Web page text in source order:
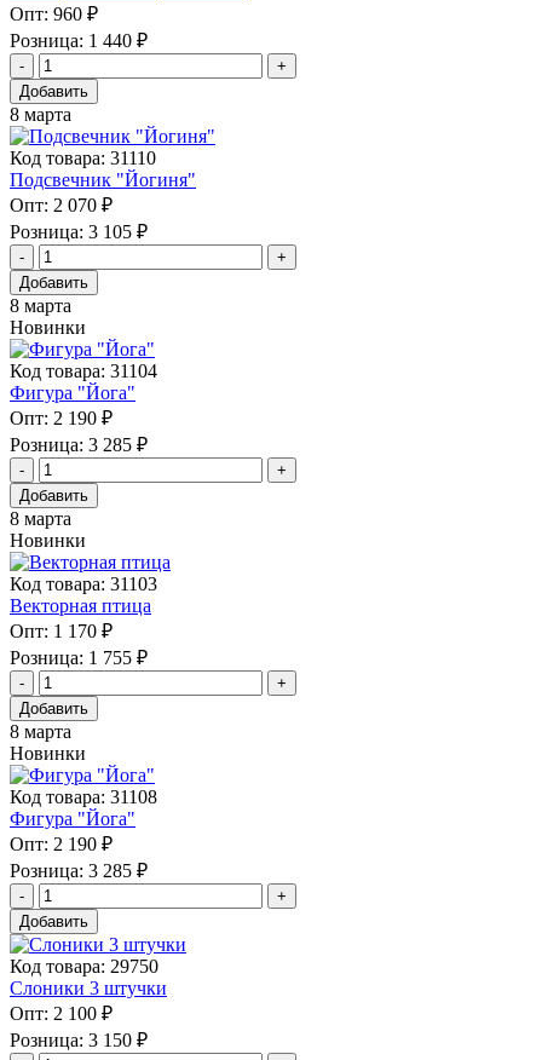
Опт: 960 ₽
Розница: 1 440 ₽
Добавить
8 марта
Код товара: 31110
Подсвечник "Йогиня"
Опт: 2 070 ₽
Розница: 3 105 ₽
Добавить
8 марта
Новинки
Код товара: 31104
Фигура "Йога"
Опт: 2 190 ₽
Розница: 3 285 ₽
Добавить
8 марта
Новинки
Код товара: 31103
Векторная птица
Опт: 1 170 ₽
Розница: 1 755 ₽
Добавить
8 марта
Новинки
Код товара: 31108
Фигура "Йога"
Опт: 2 190 ₽
Розница: 3 285 ₽
Добавить
Код товара: 29750
Слоники 3 штучки
Опт: 2 100 ₽
Розница: 3 150 ₽